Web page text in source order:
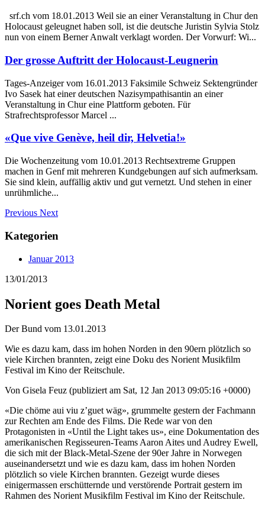
srf.ch vom 18.01.2013 Weil sie an einer Veranstaltung in Chur den
Holocaust geleugnet haben soll, ist die deutsche Juristin Sylvia Stolz
nun von einem Berner Anwalt verklagt worden. Der Vorwurf: Wi...
Der grosse Auftritt der Holocaust-Leugnerin
Tages-Anzeiger vom 16.01.2013 Faksimile Schweiz Sektengründer
Ivo Sasek hat einer deutschen Nazisympathisantin an einer
Veranstaltung in Chur eine Plattform geboten. Für
Strafrechtsprofessor Marcel ...
«Que vive Genève, heil dir, Helvetia!»
Die Wochenzeitung vom 10.01.2013 Rechtsextreme Gruppen
machen in Genf mit mehreren Kundgebungen auf sich aufmerksam.
Sie sind klein, auffällig aktiv und gut vernetzt. Und stehen in einer
unrühmliche...
Previous Next
Kategorien
Januar 2013
13/01/2013
Norient goes Death Metal
Der Bund vom 13.01.2013
Wie es dazu kam, dass im hohen Norden in den 90ern plötzlich so
viele Kirchen brannten, zeigt eine Doku des Norient Musikfilm
Festival im Kino der Reitschule.
Von Gisela Feuz (publiziert am Sat, 12 Jan 2013 09:05:16 +0000)
«Die chöme aui viu z’guet wäg», grummelte gestern der Fachmann
zur Rechten am Ende des Films. Die Rede war von den
Protagonisten in «Until the Light takes us», eine Dokumentation des
amerikanischen Regisseuren-Teams Aaron Aites und Audrey Ewell,
die sich mit der Black-Metal-Szene der 90er Jahre in Norwegen
auseinandersetzt und wie es dazu kam, dass im hohen Norden
plötzlich so viele Kirchen brannten. Gezeigt wurde dieses
einigermassen erschütternde und verstörende Portrait gestern im
Rahmen des Norient Musikfilm Festival im Kino der Reitschule.